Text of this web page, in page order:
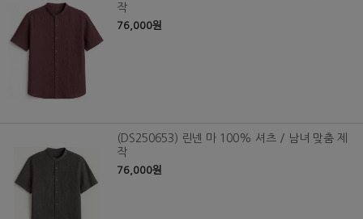
작
76,000원
(DS250653) 린넨 마 100% 셔츠 / 남녀 맞춤 제
작
76,000원